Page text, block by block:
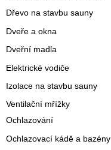
Dřevo na stavbu sauny
Dveře a okna
Dveřní madla
Elektrické vodiče
Izolace na stavbu sauny
Ventilační mřížky
Ochlazování
Ochlazovací kádě a bazény